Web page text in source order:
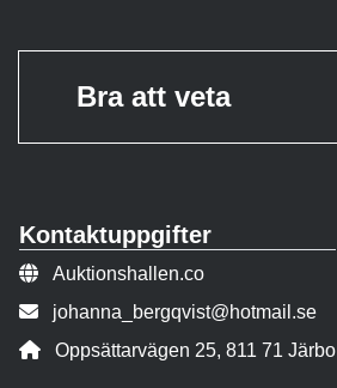
Bra att veta
Kontaktuppgifter
Webbsida:
Auktionshallen.co
E-post:
johanna_bergqvist@hotmail.se
Adress:
Oppsättarvägen 25, 811 71 Järbo